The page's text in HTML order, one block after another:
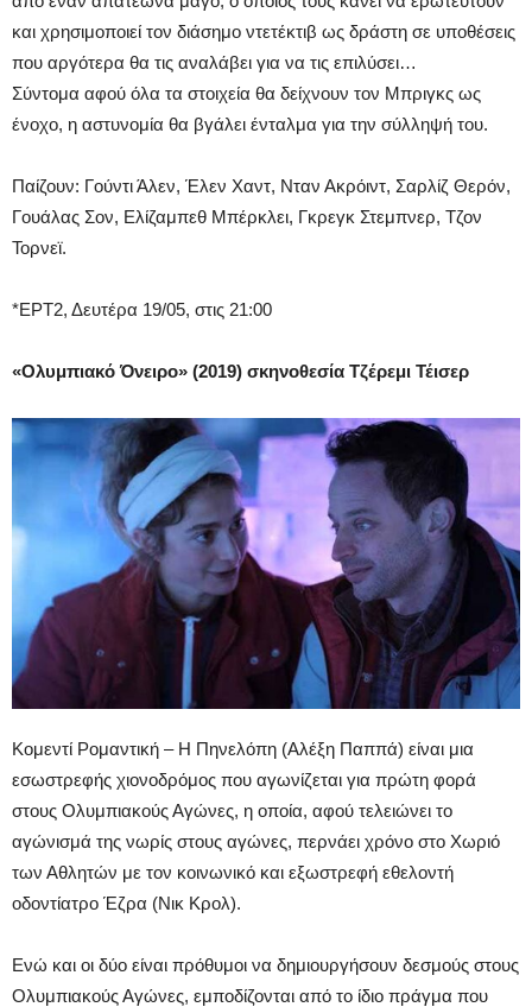
και χρησιμοποιεί τον διάσημο ντετέκτιβ ως δράστη σε υποθέσεις
που αργότερα θα τις αναλάβει για να τις επιλύσει…
Σύντομα αφού όλα τα στοιχεία θα δείχνουν τον Μπριγκς ως
ένοχο, η αστυνομία θα βγάλει ένταλμα για την σύλληψή του.
Παίζουν: Γούντι Άλεν, Έλεν Χαντ, Νταν Ακρόιντ, Σαρλίζ Θερόν,
Γουάλας Σον, Ελίζαμπεθ Μπέρκλει, Γκρεγκ Στεμπνερ, Τζον
Τορνεϊ.
*ΕΡΤ2, Δευτέρα 19/05, στις 21:00
«Ολυμπιακό Όνειρο» (2019) σκηνοθεσία Τζέρεμι Τέισερ
Κομεντί Ρομαντική – Η Πηνελόπη (Αλέξη Παππά) είναι μια
εσωστρεφής χιονοδρόμος που αγωνίζεται για πρώτη φορά
στους Ολυμπιακούς Αγώνες, η οποία, αφού τελειώνει το
αγώνισμά της νωρίς στους αγώνες, περνάει χρόνο στο Χωριό
των Αθλητών με τον κοινωνικό και εξωστρεφή εθελοντή
οδοντίατρο Έζρα (Νικ Κρολ).
Ενώ και οι δύο είναι πρόθυμοι να δημιουργήσουν δεσμούς στους
Ολυμπιακούς Αγώνες, εμποδίζονται από το ίδιο πράγμα που